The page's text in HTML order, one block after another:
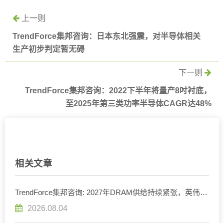
上一则
TrendForce集邦咨询：日本东北强震，对半导体相关
生产初步判定暂无碍
下一则
TrendForce集邦咨询：2022下半年将量产8吋衬底，
至2025年第三类功率半导体CAGR达48%
相关文章
TrendForce集邦咨询: 2027年DRAM供给持续紧张，英伟达
2026.08.04